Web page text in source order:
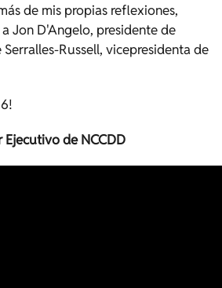
de mis propias reflexiones,
Jon D'Angelo, presidente de
Serralles-Russell, vicepresidenta de
Ejecutivo de NCCDD